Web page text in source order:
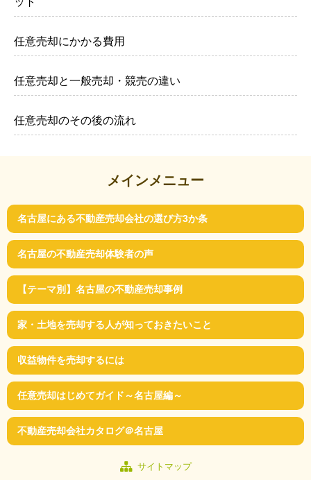
任意売却にかかる費用
任意売却と一般売却・競売の違い
任意売却のその後の流れ
メインメニュー
名古屋にある不動産売却会社の選び方3か条
名古屋の不動産売却体験者の声
【テーマ別】名古屋の不動産売却事例
家・土地を売却する人が知っておきたいこと
収益物件を売却するには
任意売却はじめてガイド～名古屋編～
不動産売却会社カタログ＠名古屋
サイトマップ